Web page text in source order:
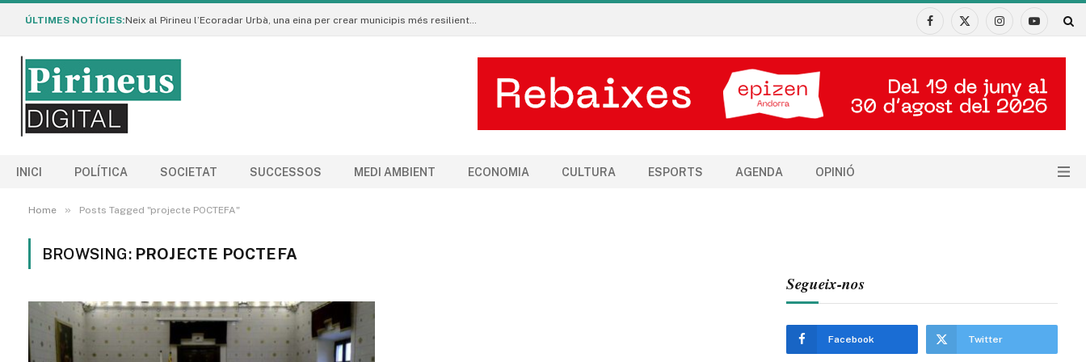
ÚLTIMES NOTÍCIES: Neix al Pirineu l’Ecoradar Urbà, una eina per crear municipis més resilients al canvi climàtic
Facebook
X
InstagramYouTube
INICI POLÍTICA SOCIETAT SUCCESSOS MEDI AMBIENT ECONOMIA CULTURA ESPORTS AGENDA OPINIÓ
Home » Posts Tagged "projecte POCTEFA"
BROWSING: PROJECTE POCTEFA
Segueix-nos
Facebook Twitter